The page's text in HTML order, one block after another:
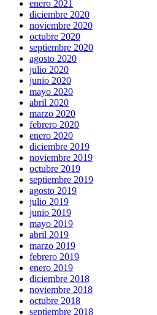
enero 2021
diciembre 2020
noviembre 2020
octubre 2020
septiembre 2020
agosto 2020
julio 2020
junio 2020
mayo 2020
abril 2020
marzo 2020
febrero 2020
enero 2020
diciembre 2019
noviembre 2019
octubre 2019
septiembre 2019
agosto 2019
julio 2019
junio 2019
mayo 2019
abril 2019
marzo 2019
febrero 2019
enero 2019
diciembre 2018
noviembre 2018
octubre 2018
septiembre 2018